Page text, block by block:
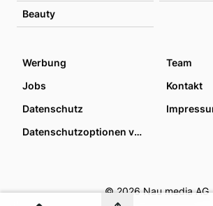
Beauty
Werbung
Team
Jobs
Kontakt
Datenschutz
Datenschutzoptionen verwalten
© 2026 Nau media AG